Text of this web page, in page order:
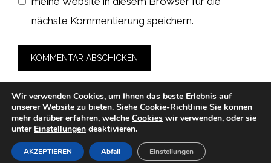
nächste Kommentierung speichern.
© 2026 cah-fans.de -Datenschutzerklärung
Cookies
-Nutzungsbedingungen
Wir verwenden Cookies, um Ihnen das beste Erlebnis auf
unserer Website zu bieten. Siehe Cookie-Richtlinie Sie können
mehr darüber erfahren, welche Cookies wir verwenden, oder sie
unter Einstellungen deaktivieren.
AKZEPTIEREN Abfall Einstellungen